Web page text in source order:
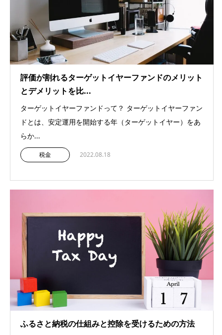
評価が割れるターゲットイヤーファンドのメリット
とデメリットを比...
ターゲットイヤーファンドって？ ターゲットイヤーファン
ドとは、安定運用を開始する年（ターゲットイヤー）をあ
らか...
税金 2022.08.18
ふるさと納税の仕組みと控除を受けるための方法